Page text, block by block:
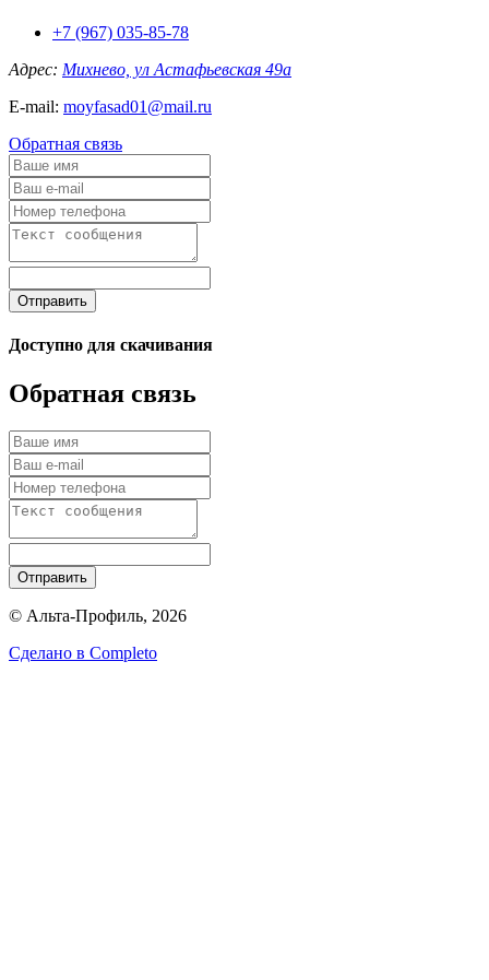
+7 (967) 035-85-78
Адрес: Михнево, ул Астафьевская 49а
E-mail: moyfasad01@mail.ru
Обратная связь
Отправить
Доступно для скачивания
Обратная связь
Отправить
© Альта-Профиль, 2026
Сделано в Completo